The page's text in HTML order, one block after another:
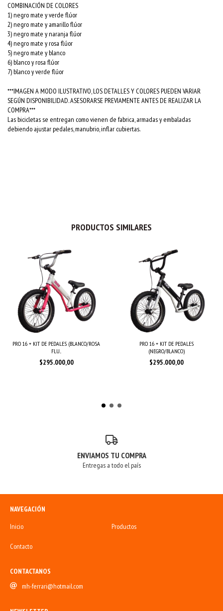
COMBINACIÓN DE COLORES
1) negro mate y verde flúor
2) negro mate y amarillo flúor
3) negro mate y naranja flúor
4) negro mate y rosa flúor
5) negro mate y blanco
6) blanco y rosa flúor
7) blanco y verde flúor
***IMAGEN A MODO ILUSTRATIVO, LOS DETALLES Y COLORES PUEDEN VARIAR
SEGÚN DISPONIBILIDAD. ASESORARSE PREVIAMENTE ANTES DE REALIZAR LA
COMPRA***
Las bicicletas se entregan como vienen de fabrica, armadas y embaladas
debiendo ajustar pedales, manubrio, inflar cubiertas.
PRODUCTOS SIMILARES
PRO 16 + KIT DE PEDALES (BLANCO/ROSA
FLU...
$295.000,00
PRO 16 + KIT DE PEDALES
(NEGRO/BLANCO)
$295.000,00
ENVIAMOS TU COMPRA
Entregas a todo el país
NAVEGACIÓN
Inicio
Productos
Contacto
CONTACTANOS
mh-ferrari@hotmail.com